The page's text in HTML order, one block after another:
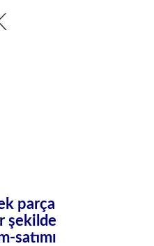
parça
şekilde
satımı